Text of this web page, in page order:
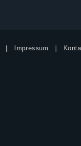
Impressum